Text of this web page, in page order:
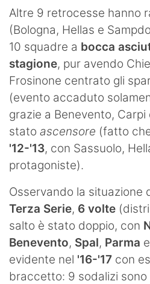
Altre 9 retrocesse hanno
(Bologna, Hellas e
10 squadre a bocca
stagione, pur avendo
Frosinone centrato gli
(evento accaduto
grazie a Benevento,
stato ascensore (fatto
'12-'13, con Sassuolo,
protagoniste).
Osservando la situazione
Terza Serie, 6 volte
salto è stato doppio, con
Benevento, Spal, Parma e
evidente nel '16-'17 con
braccetto: 9 sodalizi